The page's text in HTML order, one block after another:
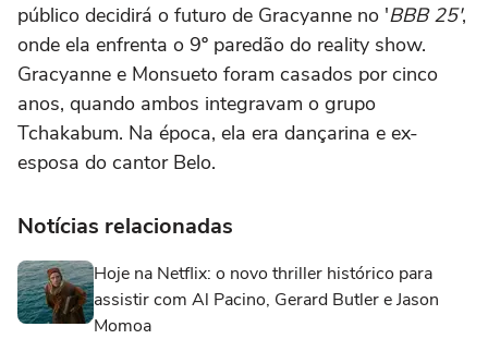
público decidirá o futuro de Gracyanne no 'BBB 25',
onde ela enfrenta o 9º paredão do reality show.
Gracyanne e Monsueto foram casados por cinco
anos, quando ambos integravam o grupo
Tchakabum. Na época, ela era dançarina e ex-
esposa do cantor Belo.
Notícias relacionadas
Hoje na Netflix: o novo thriller histórico para
assistir com Al Pacino, Gerard Butler e Jason
Momoa